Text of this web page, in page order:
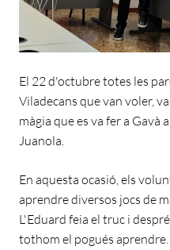
El 22 d'octubre totes les
Viladecans que van voler,
màgia que es va fer a Gavà
Juanola.
En aquesta ocasió, els
aprendre diversos jocs de
L'Eduard feia el truc i
tothom el pogués